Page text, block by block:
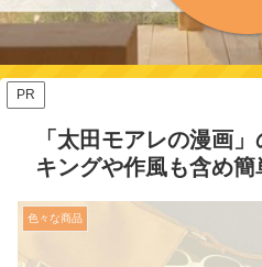
PR
「太田モアレの漫画
キングや作風も含め簡
色々な商品